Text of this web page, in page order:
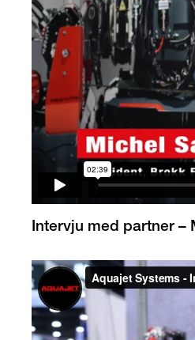
Intervju med partner –